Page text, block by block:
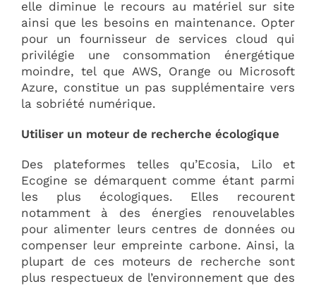
elle diminue le recours au matériel sur site
ainsi que les besoins en maintenance. Opter
pour un fournisseur de services cloud qui
privilégie une consommation énergétique
moindre, tel que AWS, Orange ou Microsoft
Azure, constitue un pas supplémentaire vers
la sobriété numérique.
Utiliser un moteur de recherche écologique
Des plateformes telles qu’Ecosia, Lilo et
Ecogine se démarquent comme étant parmi
les plus écologiques. Elles recourent
notamment à des énergies renouvelables
pour alimenter leurs centres de données ou
compenser leur empreinte carbone. Ainsi, la
plupart de ces moteurs de recherche sont
plus respectueux de l’environnement que des